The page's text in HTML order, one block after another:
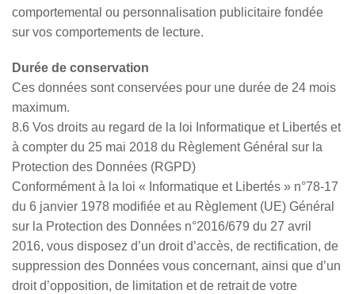
comportemental ou personnalisation publicitaire fondée
sur vos comportements de lecture.
Durée de conservation
Ces données sont conservées pour une durée de 24 mois
maximum.
8.6 Vos droits au regard de la loi Informatique et Libertés et
à compter du 25 mai 2018 du Règlement Général sur la
Protection des Données (RGPD)
Conformément à la loi « Informatique et Libertés » n°78-17
du 6 janvier 1978 modifiée et au Règlement (UE) Général
sur la Protection des Données n°2016/679 du 27 avril
2016, vous disposez d’un droit d’accès, de rectification, de
suppression des Données vous concernant, ainsi que d’un
droit d’opposition, de limitation et de retrait de votre